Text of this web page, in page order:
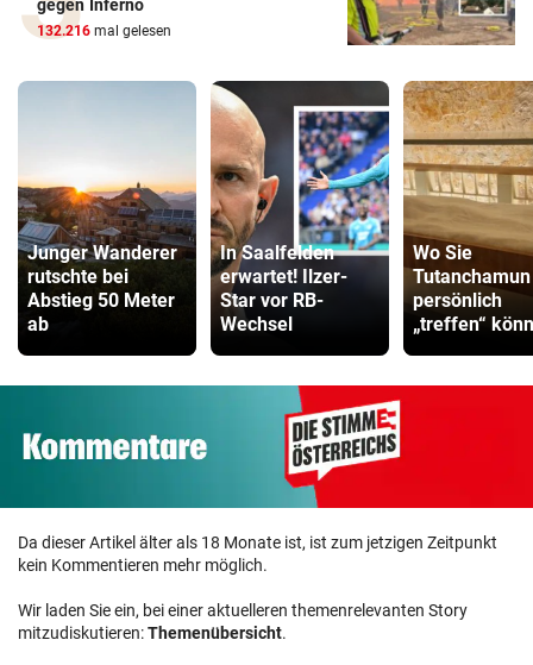
gegen Inferno
132.216 mal gelesen
Junger Wanderer
rutschte bei
Abstieg 50 Meter
ab
In Saalfelden
erwartet! Ilzer-
Star vor RB-
Wechsel
Wo Sie
Tutanchamun
persönlich
„treffen“
Da dieser Artikel älter als 18 Monate ist, ist zum jetzigen Zeitpunkt
kein Kommentieren mehr möglich.
Wir laden Sie ein, bei einer aktuelleren themenrelevanten Story
mitzudiskutieren:Themenübersicht.